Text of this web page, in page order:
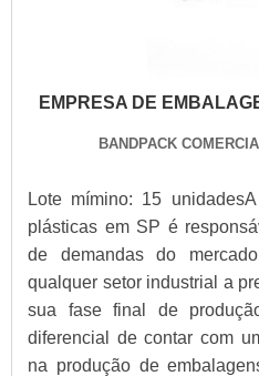
EMPRESA DE
BANDPACK
Lote mímino: 15
plásticas em SP é
de demandas do
qualquer setor industrial a
sua fase final de
diferencial de contar com
na produção de